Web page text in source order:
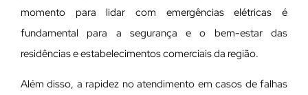
momento para lidar com emergências elétricas é
fundamental para a segurança e o bem-estar das
residências e estabelecimentos comerciais da região.
Além disso, a rapidez no atendimento em casos de falhas